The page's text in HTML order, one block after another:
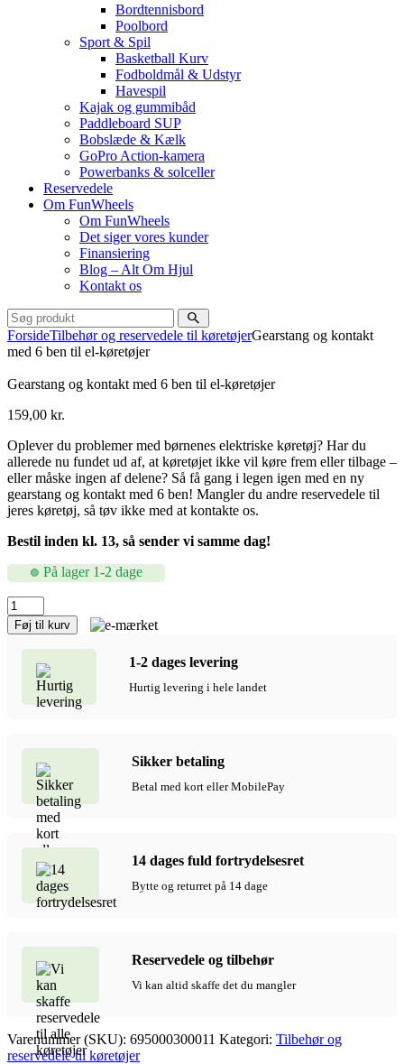
Bordtennisbord
Poolbord
Sport & Spil
Basketball Kurv
Fodboldmål & Udstyr
Havespil
Kajak og gummibåd
Paddleboard SUP
Bobslæde & Kælk
GoPro Action-kamera
Powerbanks & solceller
Reservedele
Om FunWheels
Om FunWheels
Det siger vores kunder
Finansiering
Blog – Alt Om Hjul
Kontakt os
ForsideTilbehør og reservedele til køretøjerGearstang og kontakt
med 6 ben til el-køretøjer
Gearstang og kontakt med 6 ben til el-køretøjer
159,00 kr.
Oplever du problemer med børnenes elektriske køretøj? Har du
allerede nu fundet ud af, at køretøjet ikke vil køre frem eller tilbage –
eller måske ingen af delene? Så få gang i legen igen med en ny
gearstang og kontakt med 6 ben! Mangler du andre reservedele til
jeres køretøj, så tøv ikke med at kontakte os.
Bestil inden kl. 13, så sender vi samme dag!
På lager 1-2 dage
Gearstang
og
kontakt
med
antal
Føj til kurv
1-2 dages levering
Hurtig levering i hele landet
Sikker betaling
Betal med kort eller MobilePay
14 dages fuld fortrydelsesret
Bytte og returret på 14 dage
Reservedele og tilbehør
Vi kan altid skaffe det du mangler
Varenummer (SKU): 695000300011 Kategori: Tilbehør og
reservedele til køretøjer